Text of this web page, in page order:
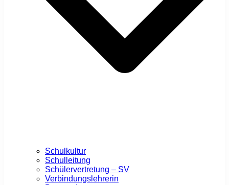
Schulkultur
Schulleitung
Schülervertretung – SV
Verbindungslehrerin